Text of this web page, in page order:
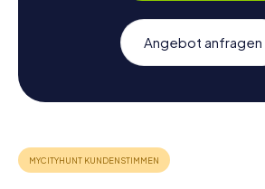
Angebot anfragen